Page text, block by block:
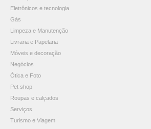
Eletrônicos e tecnologia
Gás
Limpeza e Manutenção
Livraria e Papelaria
Móveis e decoração
Negócios
Ótica e Foto
Pet shop
Roupas e calçados
Serviços
Turismo e Viagem